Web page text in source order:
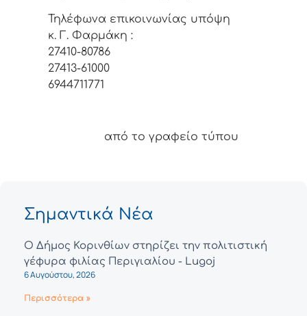
Τηλέφωνα επικοινωνίας υπόψη
κ. Γ. Φαρμάκη :
27410-80786
27413-61000
6944711771
από το γραφείο τύπου
Σημαντικά Νέα
Ο Δήμος Κορινθίων στηρίζει την πολιτιστική
γέφυρα φιλίας Περιγιαλίου - Lugoj
6 Αυγούστου, 2026
Περισσότερα »